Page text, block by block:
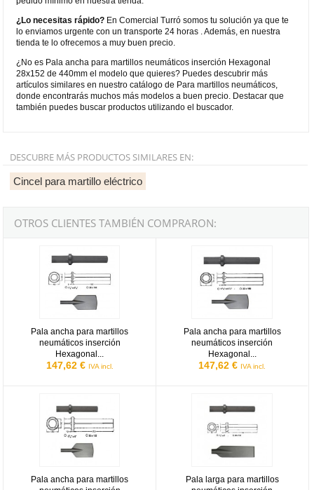
¿Lo necesitas rápido? En Comercial Turró somos tu solución ya que te
lo enviamos urgente con un transporte 24 horas . Además, en nuestra
tienda te lo ofrecemos a muy buen precio.
¿No es Pala ancha para martillos neumáticos inserción Hexagonal
28x152 de 440mm el modelo que quieres? Puedes descubrir más
artículos similares en nuestro catálogo de Para martillos neumáticos,
donde encontrarás muchos más modelos a buen precio. Destacar que
también puedes buscar productos utilizando el buscador.
DESCUBRE MÁS PRODUCTOS SIMILARES EN:
Cincel para martillo eléctrico
OTROS CLIENTES TAMBIÉN COMPRARON:
Pala ancha para martillos
neumáticos inserción
Hexagonal...
147,62 € IVA incl.
Pala ancha para martillos
neumáticos inserción
Hexagonal...
147,62 € IVA incl.
Pala ancha para martillos
Pala larga para martillos